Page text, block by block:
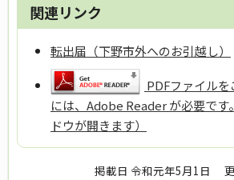
関連リンク
転出届（下野市外へのお引越し）
PDFファイル
には、Adobe Reader が必要です
ドウが開きます）
掲載日 令和元年5月1日